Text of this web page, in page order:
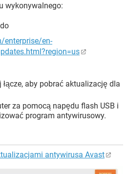
wykonywalnego:
enterprise/en-
aby pobrać aktualizację dla
za pomocą napędu flash USB i
program antywirusowy.
antywirusa Avast